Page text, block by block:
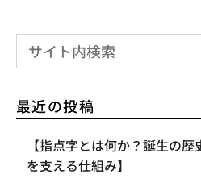
最近の投稿
【指点字とは何か？誕生の
を支える仕組み】